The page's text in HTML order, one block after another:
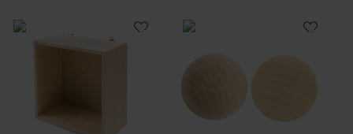
Holzbox quadratisch Halbkugel